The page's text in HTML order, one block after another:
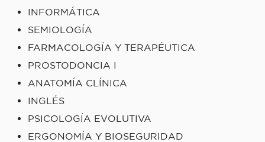
INFORMÁTICA
SEMIOLOGÍA
FARMACOLOGÍA Y TERAPÉUTICA
PROSTODONCIA I
ANATOMÍA CLÍNICA
INGLÉS
PSICOLOGÍA EVOLUTIVA
ERGONOMÍA Y BIOSEGURIDAD